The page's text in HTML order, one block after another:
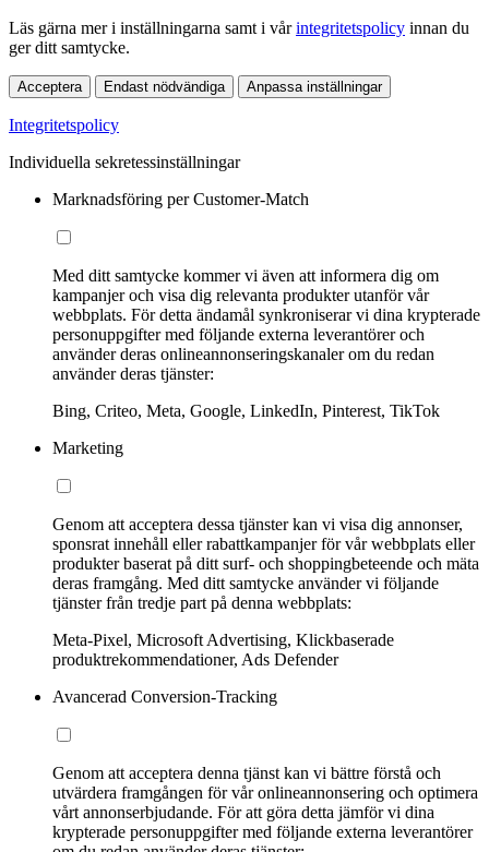
Läs gärna mer i inställningarna samt i vårintegritetspolicy innan du
ger ditt samtycke.
Acceptera Endast nödvändiga Anpassa inställningar
Integritetspolicy
Individuella sekretessinställningar
Marknadsföring per Customer-Match
Med ditt samtycke kommer vi även att informera dig om
kampanjer och visa dig relevanta produkter utanför vår
webbplats. För detta ändamål synkroniserar vi dina krypterade
personuppgifter med följande externa leverantörer och
använder deras onlineannonseringskanaler om du redan
använder deras tjänster:
Bing, Criteo, Meta, Google, LinkedIn, Pinterest, TikTok
Marketing
Genom att acceptera dessa tjänster kan vi visa dig annonser,
sponsrat innehåll eller rabattkampanjer för vår webbplats eller
produkter baserat på ditt surf- och shoppingbeteende och mäta
deras framgång. Med ditt samtycke använder vi följande
tjänster från tredje part på denna webbplats:
Meta-Pixel, Microsoft Advertising, Klickbaserade
produktrekommendationer, Ads Defender
Avancerad Conversion-Tracking
Genom att acceptera denna tjänst kan vi bättre förstå och
utvärdera framgången för vår onlineannonsering och optimera
vårt annonserbjudande. För att göra detta jämför vi dina
krypterade personuppgifter med följande externa leverantörer